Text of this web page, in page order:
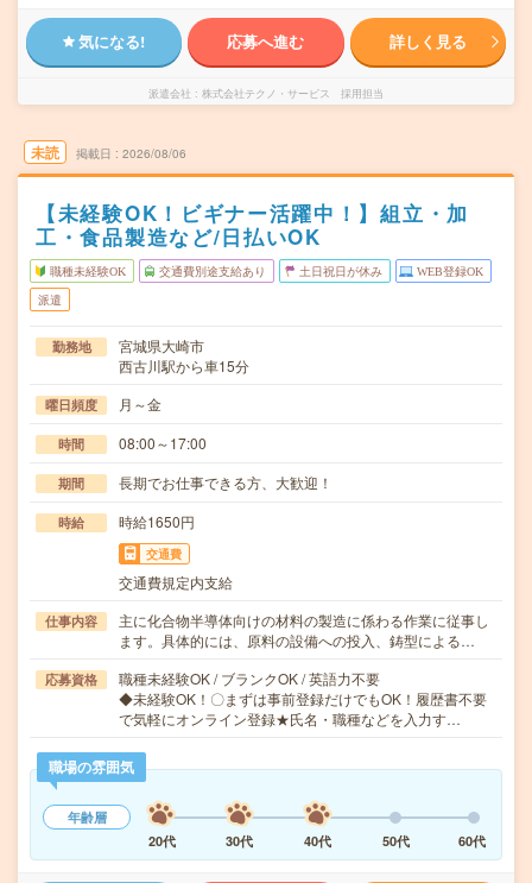
気になる! 応募へ進む 詳しく見る
派遣会社 株式会社テクノ・サービス 採用担当
未読 掲載日 2026/08/06
【未経験OK！ビギナー活躍中！】組立・加
工・食品製造など/日払いOK
職種未経験OK 交通費別途支給あり 土日祝日が休み WEB登録OK
派遣
勤務地
宮城県大崎市
西古川駅から車15分
曜日頻度 月～金
時間 08:00～17:00
期間 長期でお仕事できる方、大歓迎！
時給 時給1650円
交通費
交通費規定内支給
仕事内容
主に化合物半導体向けの材料の製造に係わる作業に従事し
ます。具体的には、原料の設備への投入、鋳型による…
応募資格
職種未経験OK / ブランクOK / 英語力不要
◆未経験OK！〇まずは事前登録だけでもOK！履歴書不要
で気軽にオンライン登録★氏名・職種などを入力す…
職場の雰囲気
年齢層
20代
30代 40代 50代 60代